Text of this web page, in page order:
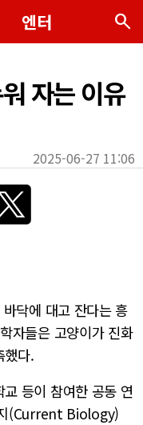
엔터 search
자는 이유
2025-06-27 11:06
닥에 대고 잔다는 흥
자들은 고양이가 진화
했다.
등이 참여한 공동 연
(Current Biology)